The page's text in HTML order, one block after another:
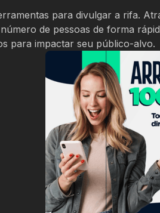
para divulgar a rifa.
de pessoas de forma
para impactar seu público-alvo.